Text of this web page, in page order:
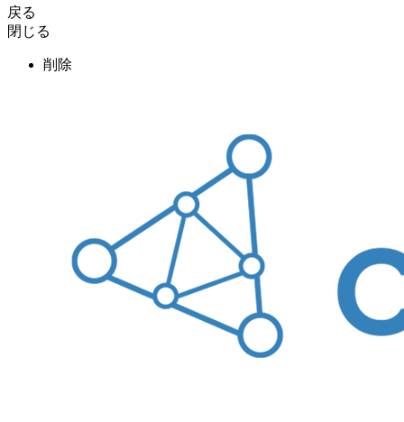
戻る
閉じる
削除